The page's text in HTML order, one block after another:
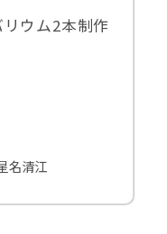
ウム2本制作
名清江